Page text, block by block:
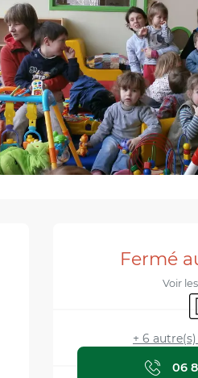
Fermé
Voir
+ 6
06